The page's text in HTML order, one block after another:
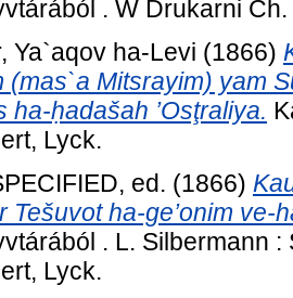
. W Drukarni Ch.
Ya`aqov ha-Levi (1866)
(mas`a Mitsrayim) yam
ha-ḥadašah ’Osţraliya.
Lyck.
ed. (1866)
Tešuvot ha-ge’onim ve-
. L. Silbermann
Lyck.